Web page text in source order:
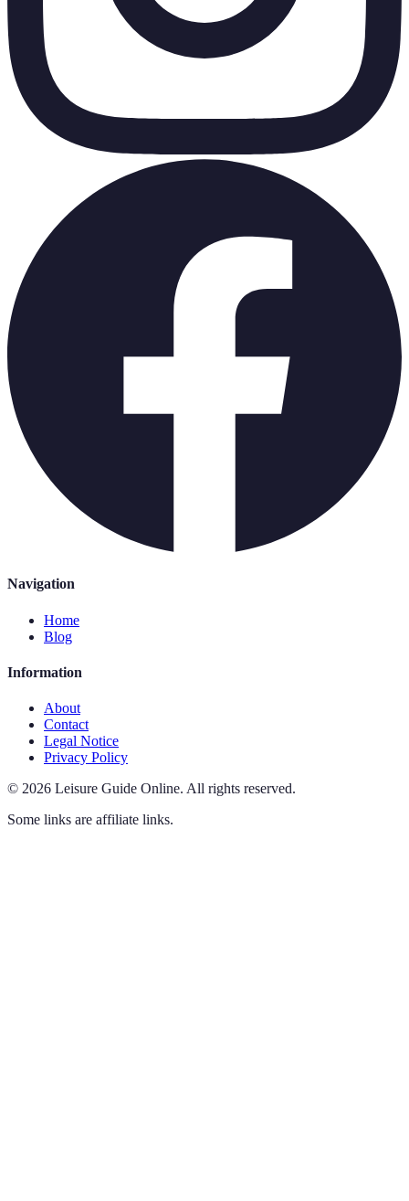
Navigation
Home
Blog
Information
About
Contact
Legal Notice
Privacy Policy
© 2026 Leisure Guide Online. All rights reserved.
Some links are affiliate links.